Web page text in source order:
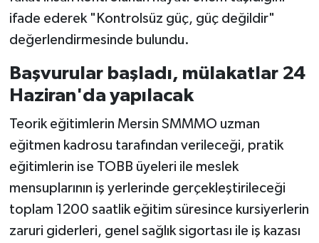
ifade ederek "Kontrolsüz güç, güç değildir"
değerlendirmesinde bulundu.
Başvurular başladı, mülakatlar 24
Haziran'da yapılacak
Teorik eğitimlerin Mersin SMMMO uzman
eğitmen kadrosu tarafından verileceği, pratik
eğitimlerin ise TOBB üyeleri ile meslek
mensuplarının iş yerlerinde gerçekleştirileceği
toplam 1200 saatlik eğitim süresince kursiyerlerin
zaruri giderleri, genel sağlık sigortası ile iş kazası